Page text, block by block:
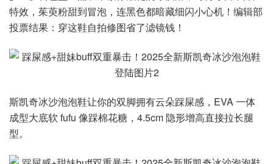
特效，茱萸粉甜到冒泡，连黑色都暗藏细闪小心机！编辑部
投票结果：穿这鞋自拍修图省了滤镜钱！
斯凯奇冰沙泡泡鞋让你的双脚拥有云朵踩屎感，EVA 一体
成型大底软 fufu 像踩棉花糖，4.5cm 隐形增高直接拉长腿
型。